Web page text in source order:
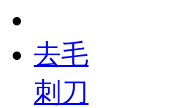
去毛
刺刀